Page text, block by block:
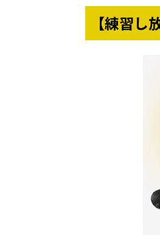
【練習